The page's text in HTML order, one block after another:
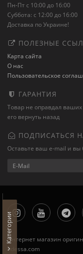
Пн-Пт с 10:00 до 16:00
Суббота: с 12:00 до 16:00
Доставка по Украине!
ПОЛЕЗНЫЕ
Карта сайта
О нас
Пользовательское
ГАРАНТИЯ
Товар не оправдал
его вернуть назад
ПОДПИСАТЬСЯ
Оставьте ваш e-mail и вы
Интернет магазин
odessa.com
Категории